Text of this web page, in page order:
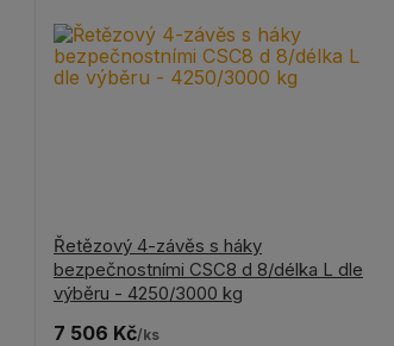
Řetězový 4-závěs s háky
bezpečnostními CSC8 d 8/délka L dle
výběru - 4250/3000 kg
7 506 Kč/ks